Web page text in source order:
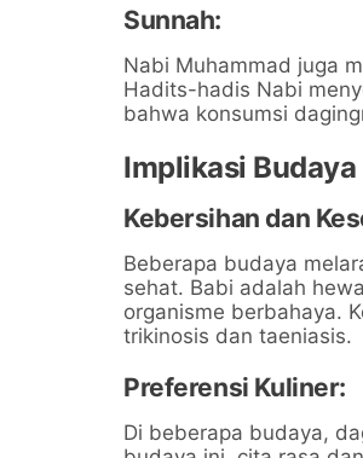
Sunnah:
Nabi Muhammad juga
Hadits-hadis Nabi
bahwa konsumsi
Implikasi Budaya
Kebersihan dan
Beberapa budaya
sehat. Babi adalah
organisme berbahaya.
trikinosis dan taeniasis.
Preferensi Kuliner:
Di beberapa budaya,